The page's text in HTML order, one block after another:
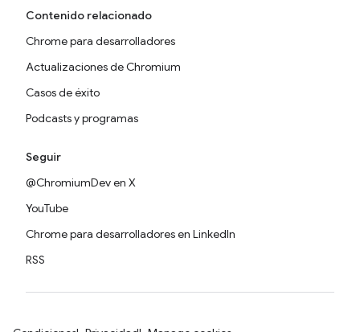
Contenido relacionado
Chrome para desarrolladores
Actualizaciones de Chromium
Casos de éxito
Podcasts y programas
Seguir
@ChromiumDev en X
YouTube
Chrome para desarrolladores en LinkedIn
RSS